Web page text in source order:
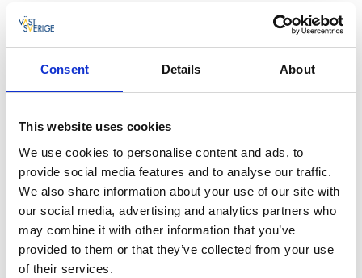
Consent Details About
This website uses cookies
We use cookies to personalise content and ads, to
provide social media features and to analyse our traffic.
We also share information about your use of our site with
our social media, advertising and analytics partners who
may combine it with other information that you’ve
provided to them or that they’ve collected from your use
of their services.
är kanske Kinnekulles mest
bröts tidigare kalksten. De undre lagren av kalksten
sträcker sig omkring 400 miljoner år tillbaka i tiden, så
Platsen är förtrollande vacker med utsik över de
branta bergskanterna som skiftar i färger från
rödbrunt till beige, i kontrast till det blågröna vattnet i
dammen som ligger mitt i brottet.